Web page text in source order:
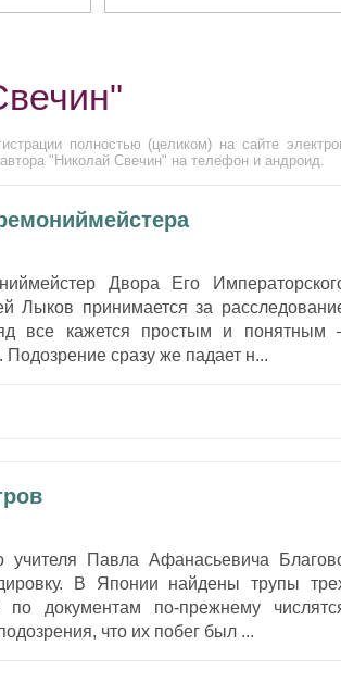
полностью (целиком) на сайте
"Николай Свечин" на телефон и андроид.
Двора Его
Лыков принимается за
все кажется простым и понятным
сразу же падает н...
учителя Павла Афанасьевича
В Японии найдены трупы
по документам по-прежнему
что их побег был ...